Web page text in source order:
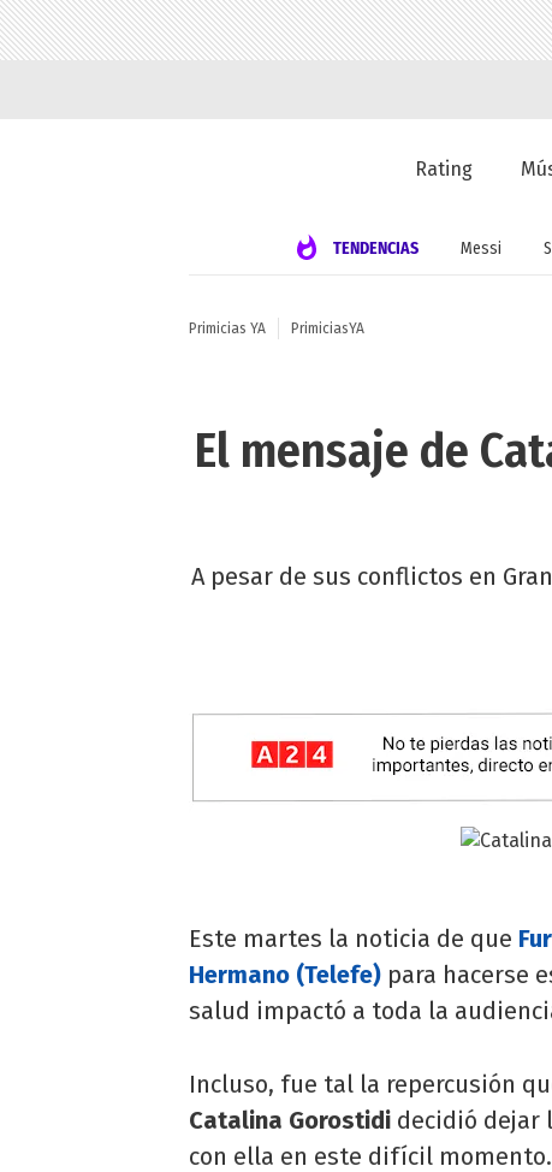
Rating
TENDENCIAS Messi
Primicias YA PrimiciasYA
El mensaje de
A pesar de sus conflictos en
Este martes la noticia de que
Hermano (Telefe) para hacerse
salud impactó a toda la
Incluso, fue tal la repercusión
Catalina Gorostidi decidió dejar
con ella en este difícil momento.